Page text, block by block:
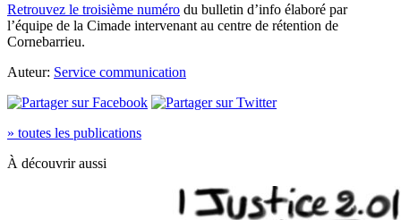
Retrouvez le troisième numéro du bulletin d’info élaboré par
l’équipe de la Cimade intervenant au centre de rétention de
Cornebarrieu.
Auteur: Service communication
» toutes les publications
À découvrir aussi